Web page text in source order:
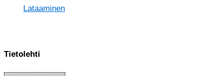
Lataaminen
Tietolehti